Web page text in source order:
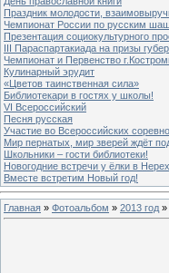
Праздник молодости,
Чемпионат России по русским
Презентация социокультурного
III Параспартакиада на призы
Чемпионат и Первенство
Кулинарный эрудит
«Цветов таинственная сила»
Библиотекари в гостях у школы!
VI Всероссийский
Песня русская
Участие во Всероссийских
Мир пернатых, мир зверей ждёт
Школьники – гости библиотеки!
Новогодние встречи у ёлки в
Вместе встретим Новый год!
Главная » Фотоальбом » 2013 год »